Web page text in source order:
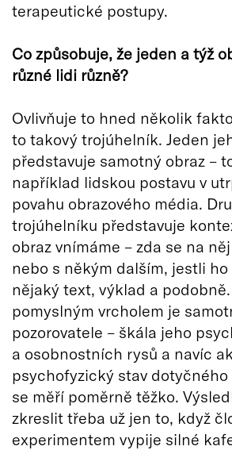
terapeutické postupy.
Co způsobuje, že jeden a týž
různé lidi různě?
Ovlivňuje to hned několik
to takový trojúhelník. Jeden
představuje samotný obraz –
například lidskou postavu v
povahu obrazového média.
trojúhelníku představuje
obraz vnímáme – zda se na
nebo s někým dalším, jestli ho
nějaký text, výklad a
pomyslným vrcholem je
pozorovatele – škála jeho
a osobnostních rysů a navíc
psychofyzický stav
se měří poměrně těžko.
zkreslit třeba už jen to, když
experimentem vypije silné